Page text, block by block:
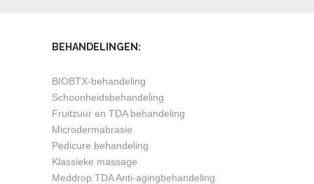
BEHANDELINGEN:
BIOBTX-behandeling
Schoonheidsbehandeling
Fruitzuur en TDA behandeling
Microdermabrasie
Pedicure behandeling
Klassieke massage
Meddrop TDA Anti-agingbehandeling